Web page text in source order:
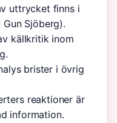
uttrycket finns i
Sjöberg).
källkritik inom
brister i övrig
reaktioner är
information.